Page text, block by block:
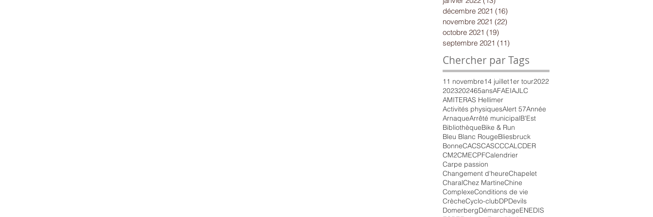
décembre 2021 (16)
novembre 2021 (22)
octobre 2021 (19)
septembre 2021 (11)
Chercher par Tags
11 novembre14 juillet1er tour2022
2023202465ansAFAEIAJLC
AMITERAS Hellimer
Activités physiquesAlert 57Année
ArnaqueArrêté municipalB'Est
BibliothèqueBike & Run
Bleu Blanc RougeBliesbruck
BonneCACSCASCCCALCDER
CM2CMECPFCalendrier
Carpe passion
Changement d'heureChapelet
CharalChez MartineChine
ComplexeConditions de vie
CrècheCyclo-clubDPDevils
DomerbergDémarchageENEDIS